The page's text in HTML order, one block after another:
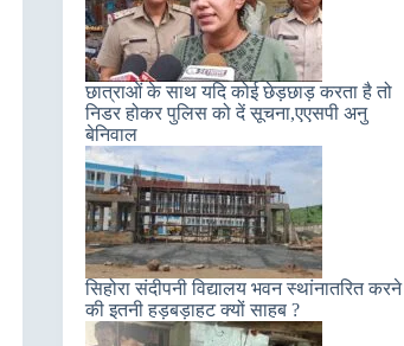
छात्राओं के साथ यदि कोई छेड़छाड़ करता है तो
निडर होकर पुलिस को दें सूचना,एएसपी अनु
बेनिवाल
सिहोरा संदीपनी विद्यालय भवन स्थांनातरित करने
की इतनी हड़बड़ाहट क्यों साहब ?